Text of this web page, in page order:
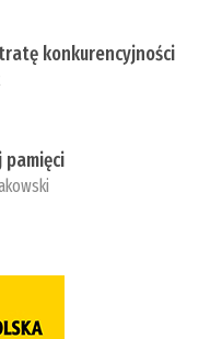
konkurencyjności